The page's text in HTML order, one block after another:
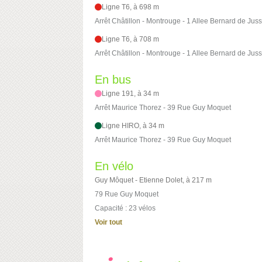
Ligne T6, à 698 m
Arrêt Châtillon - Montrouge - 1 Allee Bernard de
Ligne T6, à 708 m
Arrêt Châtillon - Montrouge - 1 Allee Bernard de
En bus
Ligne 191, à 34 m
Arrêt Maurice Thorez - 39 Rue Guy Moquet
Ligne HIRO, à 34 m
Arrêt Maurice Thorez - 39 Rue Guy Moquet
En vélo
Guy Môquet - Etienne Dolet, à 217 m
79 Rue Guy Moquet
Capacité : 23 vélos
Voir tout